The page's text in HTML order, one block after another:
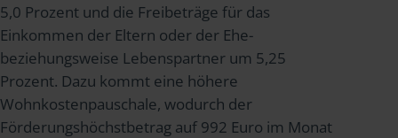
5,0 Prozent und die Freibeträge für das
Einkommen der Eltern oder der Ehe-
beziehungsweise Lebenspartner um 5,25
Prozent. Dazu kommt eine höhere
Wohnkostenpauschale, wodurch der
Förderungshöchstbetrag auf 992 Euro im Monat